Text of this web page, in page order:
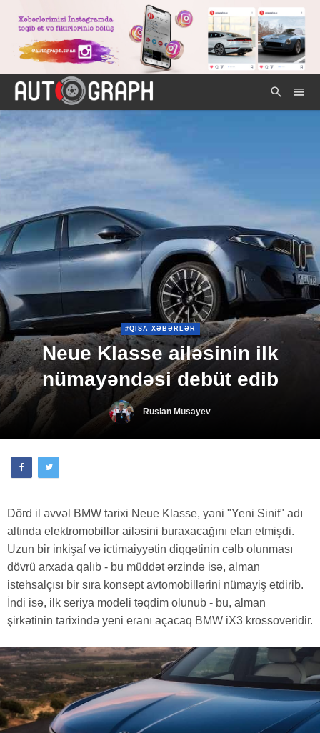
#QISA XƏBƏRLƏR
Neue Klasse ailəsinin ilk
nümayəndəsi debüt edib
Ruslan Musayev
Dörd il əvvəl BMW tarixi Neue Klasse, yəni "Yeni Sinif" adı
altında elektromobillər ailəsini buraxacağını elan etmişdi.
Uzun bir inkişaf və ictimaiyyətin diqqətinin cəlb olunması
dövrü arxada qalıb - bu müddət ərzində isə, alman
istehsalçısı bir sıra konsept avtomobillərini nümayiş etdirib.
İndi isə, ilk seriya modeli təqdim olunub - bu, alman
şirkətinin tarixində yeni eranı açacaq BMW iX3 krossoveridir.